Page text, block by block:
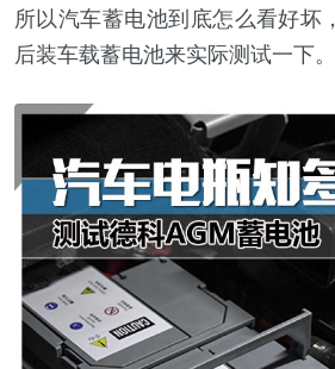
所以汽车蓄电池到底怎么看好坏
后装车载蓄电池来实际测试一下。